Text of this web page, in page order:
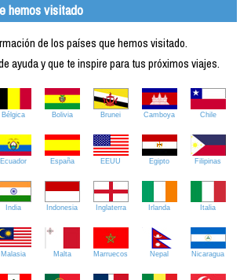
hemos visitado
de los países que hemos visitado.
ayuda y que te inspire para tus próximos viajes.
Bélgica Bolivia Brunei Camboya Chile
Ecuador España EEUU Egipto Filipinas
India Indonesia Inglaterra Irlanda Italia
Malasia Malta Marruecos Nepal Nicaragua